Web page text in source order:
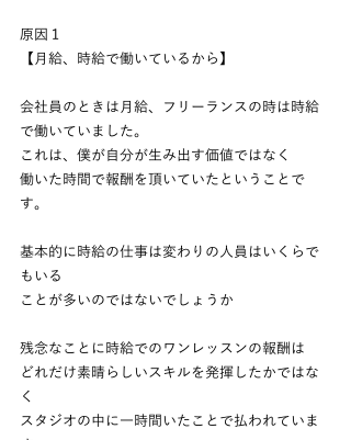
原因１
【月給、時給で働いているから】
会社員のときは月給、フリーランスの時は時給
で働いていました。
これは、僕が自分が生み出す価値ではなく
働いた時間で報酬を頂いていたということで
す。
基本的に時給の仕事は変わりの人員はいくらで
もいる
ことが多いのではないでしょうか
残念なことに時給でのワンレッスンの報酬は
どれだけ素晴らしいスキルを発揮したかではな
く
スタジオの中に一時間いたことで払われていま